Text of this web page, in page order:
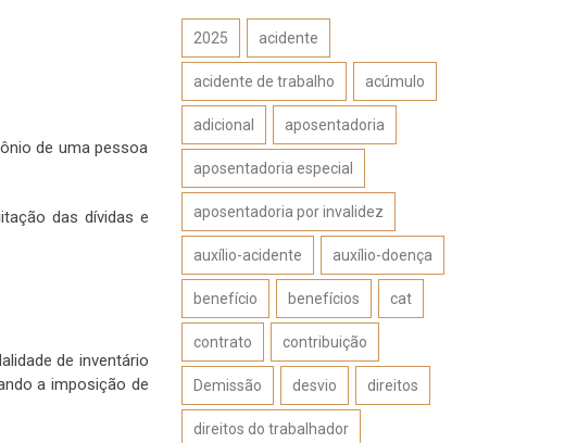
de uma pessoa
das dívidas e
de inventário
a imposição de
2025 acidente
acidente de trabalho acúmulo
adicional aposentadoria
aposentadoria especial
aposentadoria por invalidez
auxílio-acidente auxílio-doença
benefício benefícios cat
contrato contribuição
Demissão desvio direitos
direitos do trabalhador